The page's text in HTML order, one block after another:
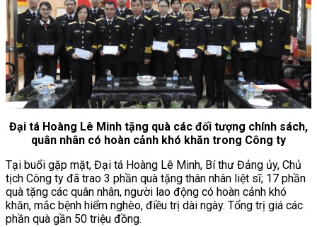
Đại tá Hoàng Lê Minh tặng quà các đối tượng chính sách,
quân nhân có hoàn cảnh khó khăn trong Công ty
Tại buổi gặp mặt, Đại tá Hoàng Lê Minh, Bí thư Đảng ủy, Chủ
tịch Công ty đã trao 3 phần quà tặng thân nhân liệt sĩ; 17 phần
quà tặng các quân nhân, người lao động có hoàn cảnh khó
khăn, mắc bệnh hiểm nghèo, điều trị dài ngày. Tổng trị giá các
phần quà gần 50 triệu đồng.